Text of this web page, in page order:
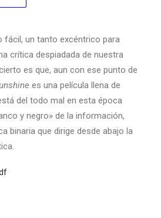
un abuelo
fácil, un tanto excéntrico para
crítica despiadada de nuestra
es que, aun con ese punto de
es una película llena de
del todo mal en esta época
y negro» de la información,
binaria que dirige desde abajo la